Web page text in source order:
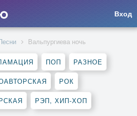
Вход
Вальпургиева ночь
ПОП РАЗНОЕ
РОК
РЭП, ХИП-ХОП